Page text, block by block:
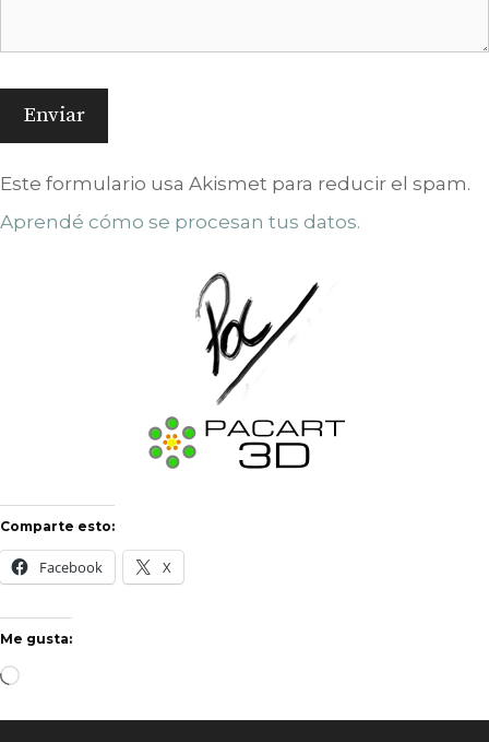
Este formulario usa Akismet para reducir el spam.
Aprendé cómo se procesan tus datos.
Comparte esto:
Facebook X
Me gusta:
Cargando...